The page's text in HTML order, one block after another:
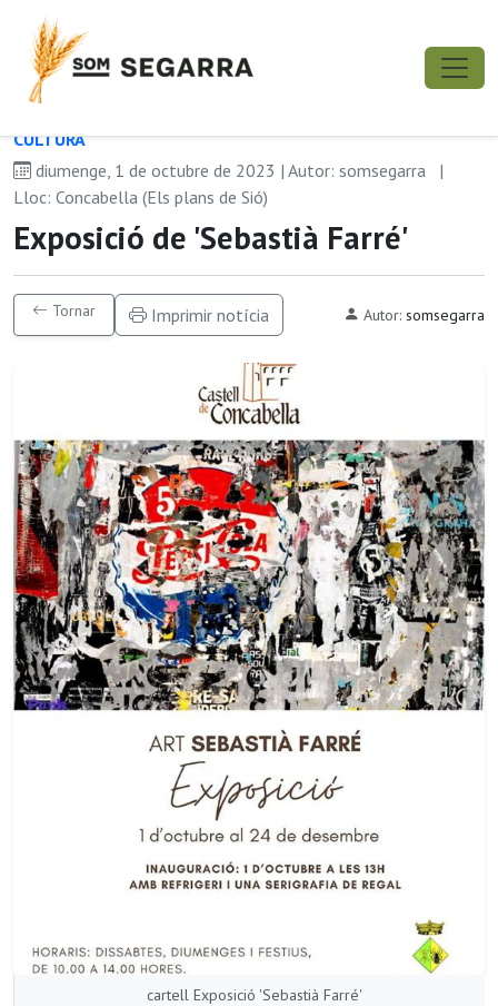
CULTURA
diumenge, 1 de octubre de 2023 | Autor: somsegarra
|
Lloc: Concabella (Els plans de Sió)
Exposició de 'Sebastià Farré'
Tornar Imprimir notícia Autor: somsegarra
cartell Exposició 'Sebastià Farré'